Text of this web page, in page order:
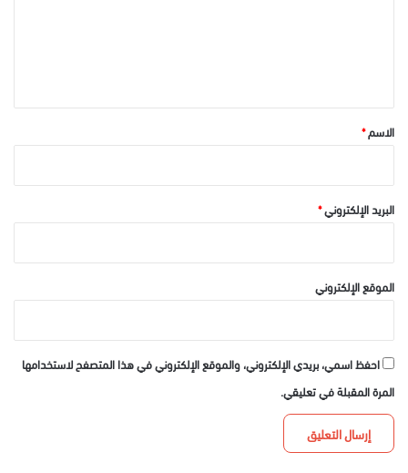
*الاسم*
البريد الإلكتروني*
الموقع الإلكتروني
احفظ اسمي، بريدي الإلكتروني، والموقع الإلكتروني في هذا المتصفح لاستخدامها
المرة المقبلة في تعليقي.